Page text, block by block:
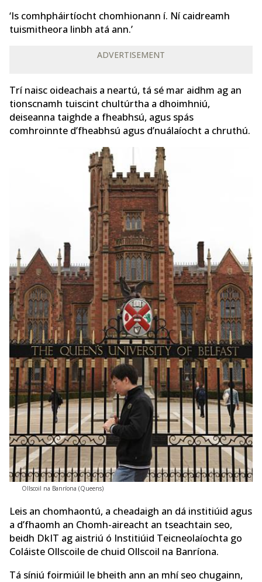
‘Is comhpháirtíocht chomhionann í. Ní caidreamh
tuismitheora linbh atá ann.’
ADVERTISEMENT
Trí naisc oideachais a neartú, tá sé mar aidhm ag an
tionscnamh tuiscint chultúrtha a dhoimhniú,
deiseanna taighde a fheabhsú, agus spás
comhroinnte d’fheabhsú agus d’nuálaíocht a chruthú.
Ollscoil na Banríona (Queens)
Leis an chomhaontú, a cheadaigh an dá institiúid agus
a d’fhaomh an Chomh-aireacht an tseachtain seo,
beidh DkIT ag aistriú ó Institiúid Teicneolaíochta go
Coláiste Ollscoile de chuid Ollscoil na Banríona.
Tá síniú foirmiúil le bheith ann an mhí seo chugainn,